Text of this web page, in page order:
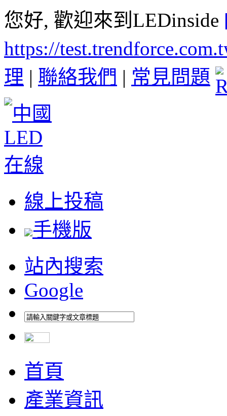
您好, 歡迎來到LEDinside
https://
理 | 聯絡我們 | 常見問題
線上投稿
手機版
站內搜索
Google
首頁
產業資訊